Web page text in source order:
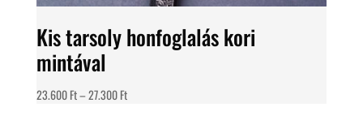
Kis tarsoly honfoglalás kori
mintával
23.600Ft–27.300FtÁrtartomány: